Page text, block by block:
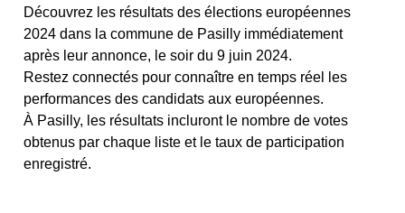
Découvrez les résultats des élections européennes
2024 dans la commune de Pasilly immédiatement
après leur annonce, le soir du 9 juin 2024.
Restez connectés pour connaître en temps réel les
performances des candidats aux européennes.
À Pasilly, les résultats incluront le nombre de votes
obtenus par chaque liste et le taux de participation
enregistré.